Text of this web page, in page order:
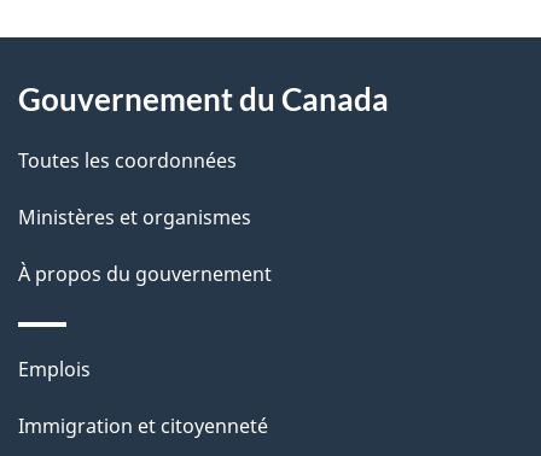
D
t
a
l
s
l
a
propos
ce
site
Gouvernement du Canada
Toutes les coordonnées
Ministères et organismes
À propos du gouvernement
Thèmes
sujets
Emplois
Immigration et citoyenneté